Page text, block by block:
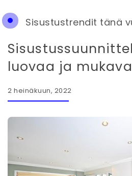
Sisustustrendit tänä
luovaa ja
2 heinäkuun, 2022